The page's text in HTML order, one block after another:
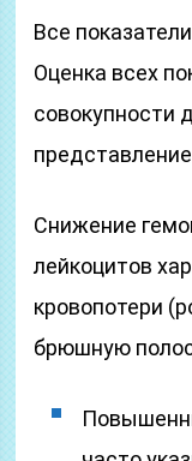
Все
Оценка всех
совокупности
Снижение
лейкоцитов
кровопотери
брюшную